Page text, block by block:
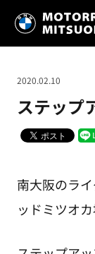
ステップ
2020.02.10
南大阪のライ
ッドミツオ